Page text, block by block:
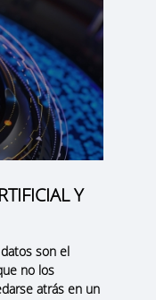
Y
son el
no los
atrás en un